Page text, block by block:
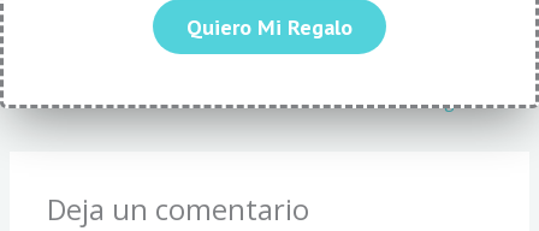
Quiero Mi Regalo
cultivar el amor verdadero en una relación de pareja?
←Entrada anterior Entrada siguiente→
Deja un comentario